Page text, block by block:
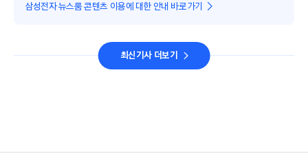
삼성전자 뉴스룸 콘텐츠 이용에 대한 안내 바로가기
최신기사 더보기